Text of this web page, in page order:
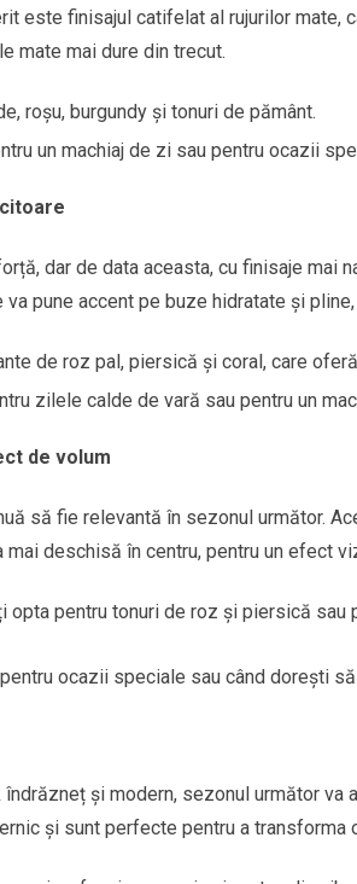
este finisajul catifelat al rujurilor mate,
mate mai dure din trecut.
roșu, burgundy și tonuri de pământ.
un machiaj de zi sau pentru ocazii
dar de data aceasta, cu finisaje mai
pune accent pe buze hidratate și
de roz pal, piersică și coral, care
zilele calde de vară sau pentru un
de volum
să fie relevantă în sezonul următor.
mai deschisă în centru, pentru un efect
opta pentru tonuri de roz și piersică sau
ocazii speciale sau când dorești
și modern, sezonul următor va
și sunt perfecte pentru a